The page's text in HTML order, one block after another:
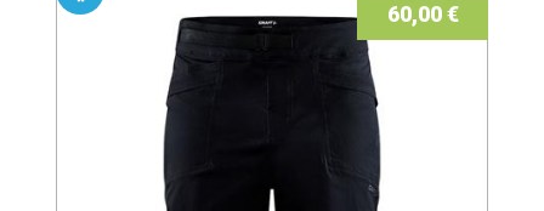
60,00 €